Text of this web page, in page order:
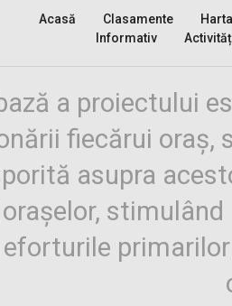
Acasă Clasamente
Harta
Informativ
a proiectului
fiecărui oraș,
asupra